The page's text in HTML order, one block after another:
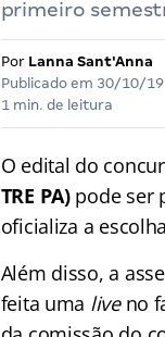
primeiro
Por Lanna Sant'Anna
Publicado em 30/10/19
1 min. de leitura
O edital do
TRE PA) pode ser
oficializa a
Além disso, a
feita uma liveno